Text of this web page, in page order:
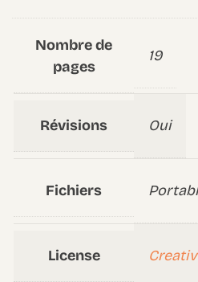
Nombre de
pages
19
Révisions Oui
Fichiers
License